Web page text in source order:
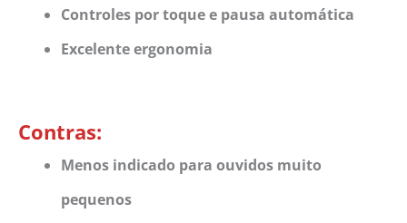
Controles por toque e pausa automática
Excelente ergonomia
Contras:
Menos indicado para ouvidos muito
pequenos